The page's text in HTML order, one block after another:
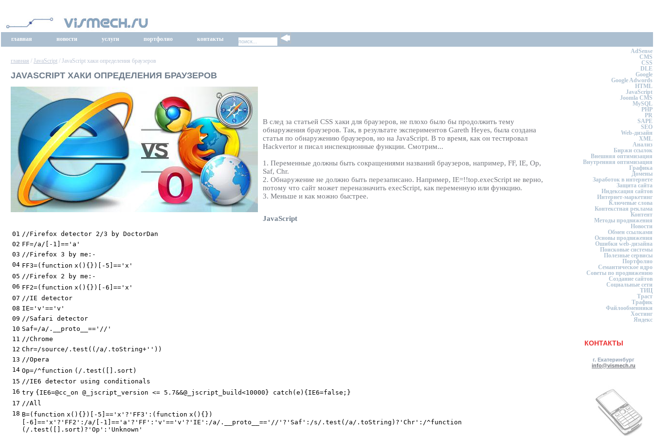
главная новости услуги портфолио контакты
главная / JavaScript / JavaScript хаки определения браузеров
JAVASCRIPT ХАКИ ОПРЕДЕЛЕНИЯ БРАУЗЕРОВ
В след за статьей CSS хаки для браузеров, не плохо было бы продолжить тему
обнаружения браузеров. Так, в результате экспериментов Gareth Heyes, была создана
статья по обнаружению браузеров, но на JavaScript. В то время, как он тестировал
Hackvertor и писал инспекционные функции. Смотрим...
1. Переменные должны быть сокращениями названий браузеров, например, FF, IE, Op,
Saf, Chr.
2. Обнаружение не должно быть перезаписано. Например, IE=!!top.execScript не верно,
потому что сайт может переназначить execScript, как переменную или функцию.
3. Меньше и как можно быстрее.
JavaScript
01 //Firefox detector 2/3 by DoctorDan
02 FF=/a/[-1]== 'a'
03 //Firefox 3 by me:-
04 FF3=( function x(){})[-5]== 'x'
05 //Firefox 2 by me:-
06 FF2=( function x(){})[-6]== 'x'
07 //IE detector
08 IE= 'v' == 'v'
09 //Safari detector
10 Saf=/a/.__proto__== '//'
11 //Chrome
12 Chr=/source/.test((/a/.toString+ '' ))
13 //Opera
14 Op=/^function (/.test([].sort)
15 //IE6 detector using conditionals
16 try {IE6=@cc_on @_jscript_version <= 5.7&&@_jscript_build<10000} catch (e){IE6=false ;}
17 //All
18 B=( function x(){})[-5]== 'x' ? 'FF3' :( function x(){})
[-6]== 'x' ? 'FF2' :/a/[-1]== 'a' ? 'FF' : 'v' == 'v' ? 'IE' :/a/.__proto__== '//' ? 'Saf' :/s/.test(/a/.toString)? 'Chr' :/^function
(/.test([].sort)? 'Op' : 'Unknown'
AdSense
CMS
CSS
DLE
Google
Google Adwords
HTML
JavaScript
Joomla CMS
MySQL
PHP
PR
SAPE
SEO
Web-дизайн
XML
Анализ
Биржи ссылок
Внешняя оптимизация
Внутренняя оптимизация
Графика
Домены
Заработок в интернете
Защита сайта
Индексация сайтов
Интернет-маркетинг
Ключевые слова
Контекстная реклама
Контент
Методы продвижения
Новости
Обмен ссылками
Основы продвижения
Ошибки web-дизайна
Поисковые системы
Полезные сервисы
Портфолио
Семантическое ядро
Советы по продвижению
Создание сайтов
Социальные сети
ТИЦ
Траст
Трафик
Файлообменники
Хостинг
Яндекс
КОНТАКТЫ
г. Екатеринбург
info@vismech.ru